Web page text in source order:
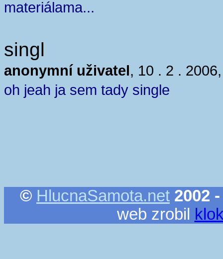
materiálama...
singl
anonymní uživatel, 10 . 2 .
oh jeah ja sem tady single
© HlucnaSamota.net 2002
web zrobil